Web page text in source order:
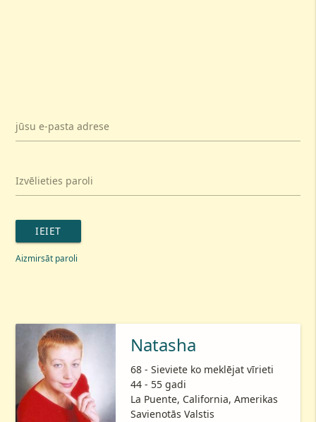
jūsu e-pasta adrese
Izvēlieties paroli
IEIET
Aizmirsāt paroli
Natasha
68 - Sieviete ko meklējat vīrieti
44 - 55 gadi
La Puente, California, Amerikas
Savienotās Valstis